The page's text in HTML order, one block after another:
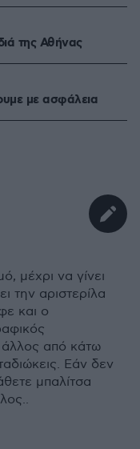
της Αθήνας
με ασφάλεια
μέχρι να γίνει
την αριστερίλα
και ο
άλλος από κάτω
Εάν δεν
μπαλίτσα